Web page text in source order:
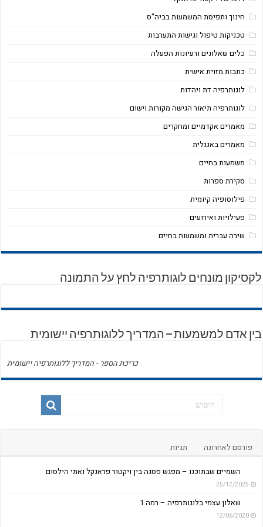
חינוך ותפיסת המשמעות בביה"ס
טכניקות טיפול וגישות התערבות
כלים שאלונים ורעיונות הפעלה
כתבות מזוית אישית
לוגותרפיה דת ויהדות
לוגותרפיה תיאור הגישה מקורות וישום
מאמרים אקדמיים ומחקרים
מאמרים באנגלית
משמעות בחיים
סקירת ספרות
פילוסופיה קיומית
פעילויות ואירועים
שירה עברית ומשמעות בחיים
לקסיקון מונחים לוגותרפיה לחץ על התמונה
בין אדם למשמעות – המדריך ללוגותרפיה יישומית
כריכת הספר - המדריך ללוגותרפיה יישומית
פורסם לאחרונה תגיות
השמיים שבתוכנו – מפגש פסגה בין ויקטור פראנקל ואתי הילסום
25/12/2025
שאלון עצמי בלוגותרפיה – רמה 1
12/06/2020